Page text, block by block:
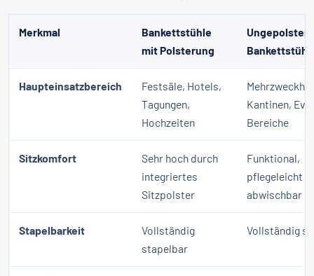
Merkmal
Bankettstühle
mit Polsterung
Haupteinsatzbereich
Festsäle, Hotels,
Tagungen,
Hochzeiten
Kantinen,
Bereiche
Sitzkomfort
Sehr hoch durch
integriertes
Sitzpolster
Funktional,
pflegeleicht
abwischbar
Stapelbarkeit
Vollständig
stapelbar
Vollständig